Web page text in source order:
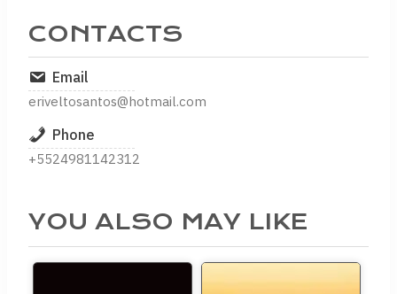
CONTACTS
Email
eriveltosantos@hotmail.com
Phone
+5524981142312
YOU ALSO MAY LIKE